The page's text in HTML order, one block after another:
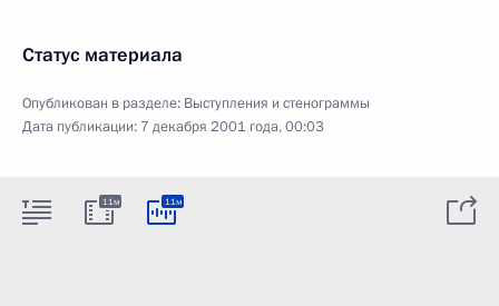
Статус материала
Опубликован в разделе: Выступления и стенограммы
Дата публикации: 7 декабря 2001 года, 00:03
11м 11м